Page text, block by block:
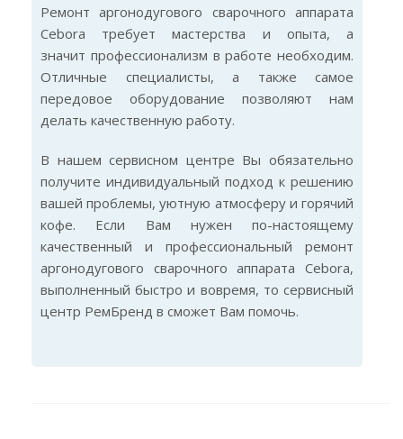
Ремонт аргонодугового сварочного аппарата
Cebora требует мастерства и опыта, а
значит профессионализм в работе необходим.
Отличные специалисты, а также самое
передовое оборудование позволяют нам
делать качественную работу.
В нашем сервисном центре Вы обязательно
получите индивидуальный подход к решению
вашей проблемы, уютную атмосферу и горячий
кофе. Если Вам нужен по-настоящему
качественный и профессиональный ремонт
аргонодугового сварочного аппарата Cebora,
выполненный быстро и вовремя, то сервисный
центр РемБренд в сможет Вам помочь.